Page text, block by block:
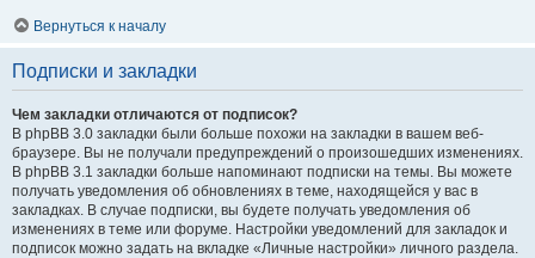
Вернуться к началу
Подписки и закладки
Чем закладки отличаются от подписок?
В phpBB 3.0 закладки были больше похожи на закладки в вашем веб-
браузере. Вы не получали предупреждений о произошедших изменениях.
В phpBB 3.1 закладки больше напоминают подписки на темы. Вы можете
получать уведомления об обновлениях в теме, находящейся у вас в
закладках. В случае подписки, вы будете получать уведомления об
изменениях в теме или форуме. Настройки уведомлений для закладок и
подписок можно задать на вкладке «Личные настройки» личного раздела.